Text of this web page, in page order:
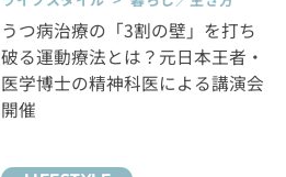
うつ病治療の「3割の壁」を打ち
破る運動療法とは？元日本王者・
医学博士の精神科医による講演会
開催